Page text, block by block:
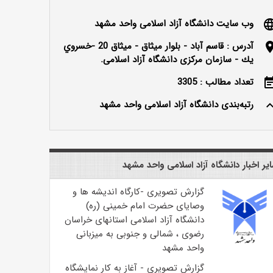
وب سایت دانشگاه آزاد اسلامی واحد مشهد
آدرس : قاسم آباد - بلوار ميثاق - ميثاق 20 -خسروي
يك - سازمان مرکزی دانشگاه آزاد اسلامی.
تعداد مطالب : 3305
keyboard_arrow_up
رتبه‌بندی دانشگاه آزاد اسلامی واحد مشهد
اخبار دانشگاه آزاد اسلامی واحد مشهد
گزارش تصویری -کارگاه اندیشه ها و
وصایای حضرت امام خمینی (ره)
دانشگاه آزاد اسلامی استانهای خراسان
رضوی ، شمالی و جنوبی به میزبانی
واحد مشهد
گزارش تصویری - آغاز به کار نمایشگاه